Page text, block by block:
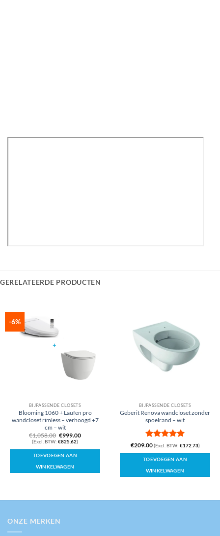
GERELATEERDE PRODUCTEN
-6%
BIJPASSENDE CLOSETS
Blooming 1060 + Laufen pro
wandcloset rimless – verhoogd +7
cm – wit
€1,058.00 Oorspronkelijke
prijs
€1,058.00.
€999.00Huidige
(Excl. BTW: €825.62)
TOEVOEGEN AAN
WINKELWAGEN
BIJPASSENDE CLOSETS
Geberit Renova wandcloset zonder
spoelrand – wit
Gewaardeerd
5uit 5
€209.00 (Excl. BTW: €172.73)
TOEVOEGEN AAN
WINKELWAGEN
ONZE MERKEN